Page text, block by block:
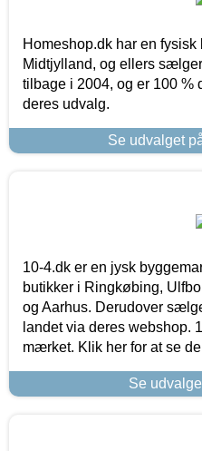
Homeshop.dk har en
Midtjylland, og ellers
tilbage i 2004, og er 100 %
deres udvalg.
Se udvalget
10-4.dk er en jysk
butikker i Ringkøbing,
og Aarhus. Derudover
landet via deres webshop.
mærket. Klik her for at se
Se